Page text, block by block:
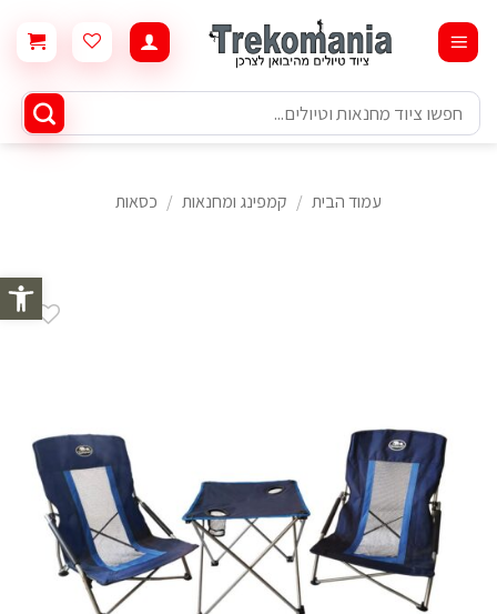
פתח
content
חיפוש
עבור:
עמוד הבית / קמפינג ומחנאות / כסאות